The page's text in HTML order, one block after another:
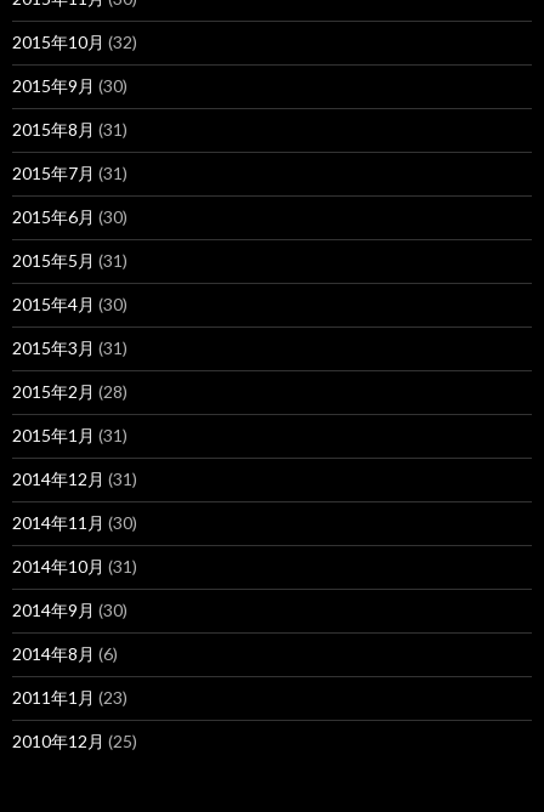
2015年10月 (32)
2015年9月 (30)
2015年8月 (31)
2015年7月 (31)
2015年6月 (30)
2015年5月 (31)
2015年4月 (30)
2015年3月 (31)
2015年2月 (28)
2015年1月 (31)
2014年12月 (31)
2014年11月 (30)
2014年10月 (31)
2014年9月 (30)
2014年8月 (6)
2011年1月 (23)
2010年12月 (25)